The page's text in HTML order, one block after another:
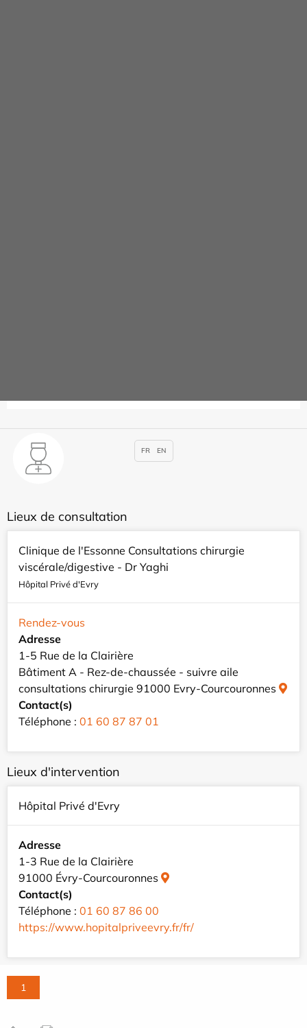
Lieux de consultation
Clinique de l'Essonne Consultations chirurgie
viscérale/digestive - Dr Yaghi
Hôpital Privé d'Evry
Rendez-vous
Adresse
1-5 Rue de la Clairière
Bâtiment A - Rez-de-chaussée - suivre aile
consultations chirurgie 91000 Evry-Courcouronnes
Contact(s)
Téléphone : 01 60 87 87 01
Lieux d'intervention
Hôpital Privé d'Evry
Adresse
1-3 Rue de la Clairière
91000 Évry-Courcouronnes
Contact(s)
Téléphone : 01 60 87 86 00
https://www.hopitalpriveevry.fr/fr/
1
FR EN